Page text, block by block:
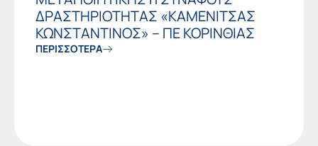
ΔΡΑΣΤΗΡΙΟΤΗΤΑΣ «ΚΑΜΕΝΙΤΣΑΣ
ΚΩΝΣΤΑΝΤΙΝΟΣ» – ΠΕ ΚΟΡΙΝΘΙΑΣ
ΠΕΡΙΣΣΟΤΕΡΑ